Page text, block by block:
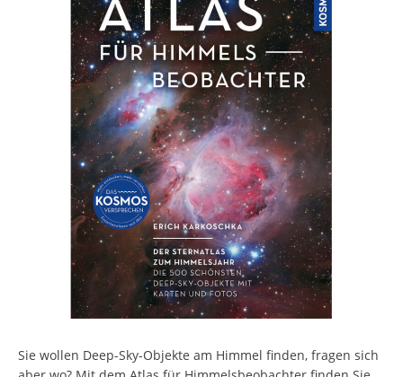
Sie wollen Deep-Sky-Objekte am Himmel finden, fragen sich